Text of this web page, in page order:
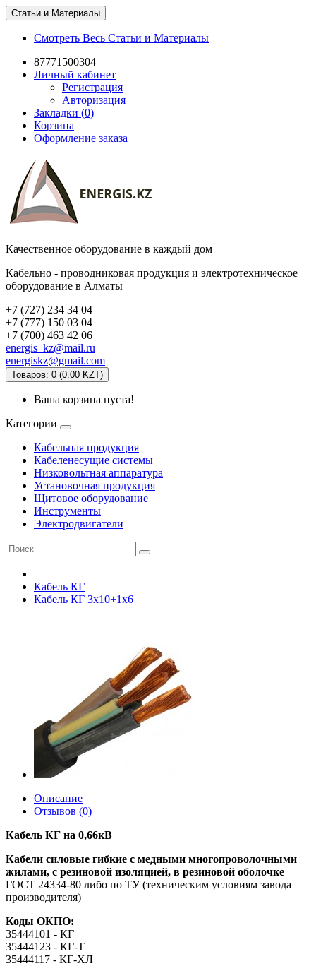
Статьи и Материалы
Смотреть Весь Статьи и Материалы
87771500304
Личный кабинет
Регистрация
Авторизация
Закладки (0)
Корзина
Оформление заказа
Качественное оборудование в каждый дом
Кабельно - проводниковая продукция и электротехническое
оборудование в Алматы
+7 (727) 234 34 04
+7 (777) 150 03 04
+7 (700) 463 42 06
energis_kz@mail.ru
energiskz@gmail.com
Товаров: 0 (0.00 KZT)
Ваша корзина пуста!
Категории
Кабельная продукция
Кабеленесущие системы
Низковольтная аппаратура
Установочная продукция
Щитовое оборудование
Инструменты
Электродвигатели
Кабель КГ
Кабель КГ 3х10+1х6
Описание
Отзывов (0)
Кабель КГ на 0,66кВ
Кабели силовые гибкие с медными многопроволочными
жилами, с резиновой изоляцией, в резиновой оболочке
ГОСТ 24334-80 либо по ТУ (техническим условиям завода
производителя)
Коды ОКПО:
35444101 - КГ
35444123 - КГ-Т
35444117 - КГ-ХЛ